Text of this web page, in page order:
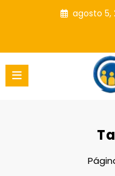
agosto 5,